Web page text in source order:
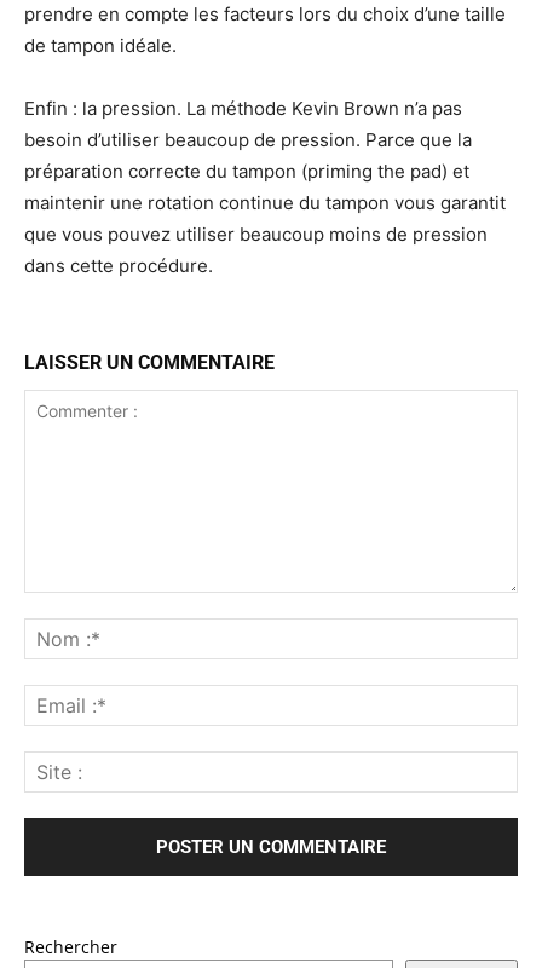
prendre en compte les facteurs lors du choix d’une taille
de tampon idéale.
Enfin : la pression. La méthode Kevin Brown n’a pas
besoin d’utiliser beaucoup de pression. Parce que la
préparation correcte du tampon (priming the pad) et
maintenir une rotation continue du tampon vous garantit
que vous pouvez utiliser beaucoup moins de pression
dans cette procédure.
LAISSER UN COMMENTAIRE
Rechercher